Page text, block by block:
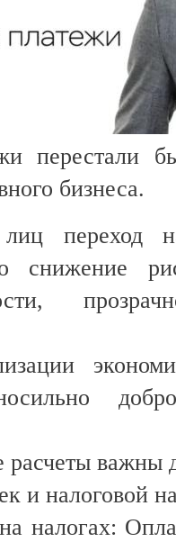
перестали
бизнеса.
переход
снижение
важны
и налоговой
налогах: